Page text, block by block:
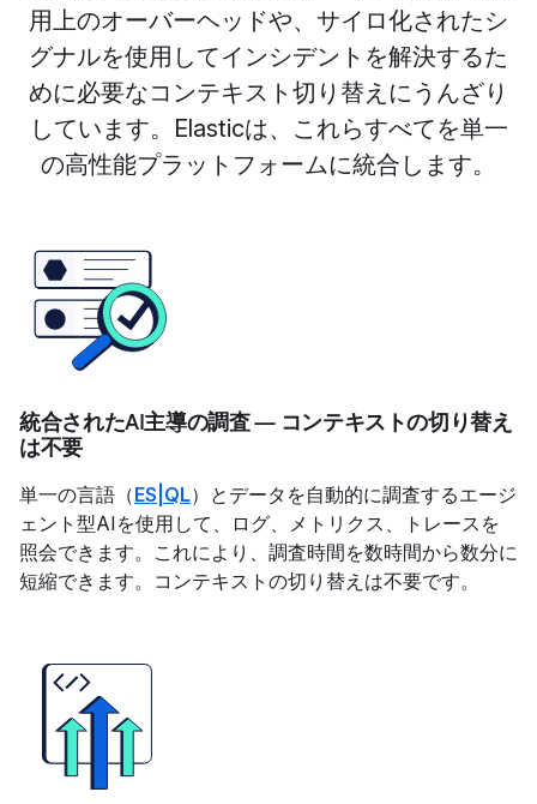
用上のオーバーヘッドや、サイロ化されたシ
グナルを使用してインシデントを解決するた
めに必要なコンテキスト切り替えにうんざり
しています。Elasticは、これらすべてを単一
の高性能プラットフォームに統合します。
統合されたAI主導の調査 — コンテキストの切り替え
は不要
単一の言語（ES|QL）とデータを自動的に調査するエージ
ェント型AIを使用して、ログ、メトリクス、トレースを
照会できます。これにより、調査時間を数時間から数分に
短縮できます。コンテキストの切り替えは不要です。